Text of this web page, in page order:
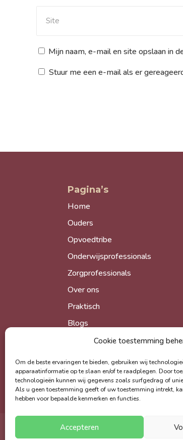
Cookie toestemming
Om de beste ervaringen te bieden, gebruiken wij
apparaatinformatie op te slaan en/of te raadplegen. Door
technologieën kunnen wij gegevens zoals surfgedrag of
Als u geen toestemming geeft of uw toestemming intrekt,
hebben voor bepaalde kenmerken en functies.
Accepteren
Mijn naam, e-mail en site opslaan in
Stuur me een e-mail als er
Pagina’s
Home
Ouders
Opvoedtribe
Onderwijsprofessionals
Zorgprofessionals
Over ons
Praktisch
Blogs
Afspraak maken
Cookiebeleid Privacybeleid